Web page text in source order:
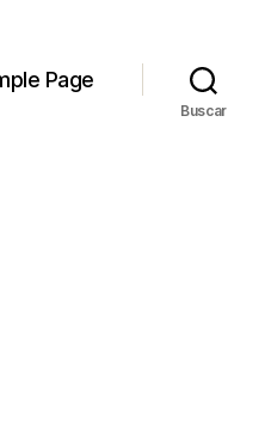
Page
Buscar